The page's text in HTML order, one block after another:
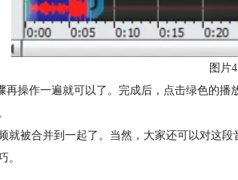
图片
再操作一遍就可以了。完成后，点击绿色的
就被合并到一起了。当然，大家还可以对这
。